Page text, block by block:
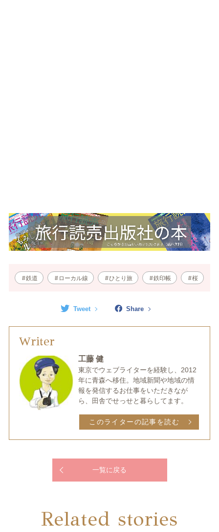
鉄道 ローカル線 ひとり旅 鉄印帳 桜
Tweet Share
Writer
工藤 健
東京でウェブライターを経験し、2012
年に青森へ移住。地域新聞や地域の情
報を発信するお仕事をいただきなが
ら、田舎でせっせと暮らしてます。
このライターの記事を読む
一覧に戻る
Related stories